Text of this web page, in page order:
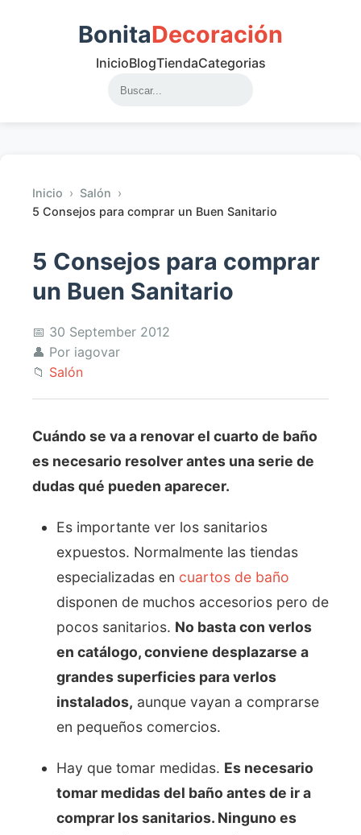
BonitaDecoración
InicioBlogTiendaCategorias
Inicio › Salón ›
5 Consejos para comprar un Buen Sanitario
5 Consejos para comprar
un Buen Sanitario
📅 30 September 2012
👤 Por iagovar
📁 Salón
Cuándo se va a renovar el cuarto de baño
es necesario resolver antes una serie de
dudas qué pueden aparecer.
Es importante ver los sanitarios
expuestos. Normalmente las tiendas
especializadas en cuartos de baño
disponen de muchos accesorios pero de
pocos sanitarios. No basta con verlos
en catálogo, conviene desplazarse a
grandes superficies para verlos
instalados, aunque vayan a comprarse
en pequeños comercios.
Hay que tomar medidas. Es necesario
tomar medidas del baño antes de ir a
comprar los sanitarios. Ninguno es